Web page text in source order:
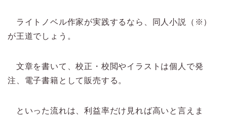
ライトノベル作家が実践するなら、同人小説（※）
が王道でしょう。
文章を書いて、校正・校閲やイラストは個人で発
注、電子書籍として販売する。
といった流れは、利益率だけ見れば高いと言えま